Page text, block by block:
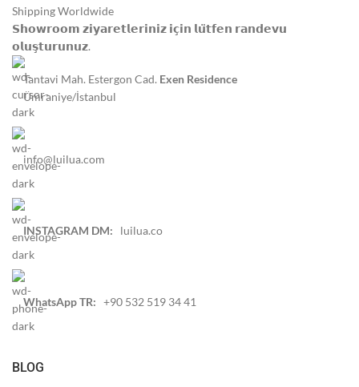
Shipping Worldwide
𝗦𝗵𝗼𝘄𝗿𝗼𝗼𝗺 𝘇𝗶𝘆𝗮𝗿𝗲𝘁𝗹𝗲𝗿𝗶𝗻𝗶𝘇 𝗶𝗰̧𝗶𝗻 𝗹𝘂̈𝘁𝗳𝗲𝗻 𝗿𝗮𝗻𝗱𝗲𝘃𝘂
𝗼𝗹𝘂𝘀̧𝘁𝘂𝗿𝘂𝗻𝘂𝘇.
Tantavi Mah. Estergon Cad. Exen Residence
Ümraniye/İstanbul
info@luilua.com
INSTAGRAM DM: luilua.co
WhatsApp TR: +90 532 519 34 41
BLOG